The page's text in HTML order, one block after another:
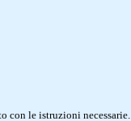
con le istruzioni necessarie.